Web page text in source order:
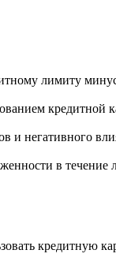
лимиту
кредитной
и негативного
в течение
кредитную